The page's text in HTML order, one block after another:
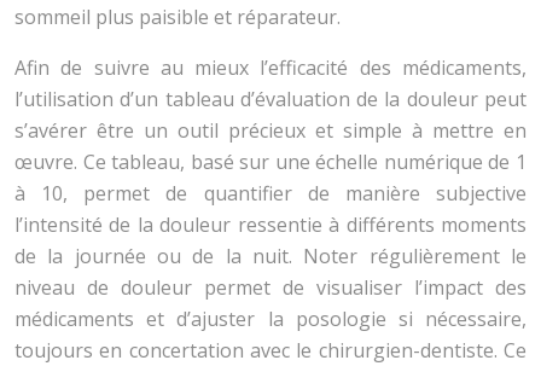
sommeil plus paisible et réparateur.
Afin de suivre au mieux l’efficacité des médicaments,
l’utilisation d’un tableau d’évaluation de la douleur peut
s’avérer être un outil précieux et simple à mettre en
œuvre. Ce tableau, basé sur une échelle numérique de 1
à 10, permet de quantifier de manière subjective
l’intensité de la douleur ressentie à différents moments
de la journée ou de la nuit. Noter régulièrement le
niveau de douleur permet de visualiser l’impact des
médicaments et d’ajuster la posologie si nécessaire,
toujours en concertation avec le chirurgien-dentiste. Ce